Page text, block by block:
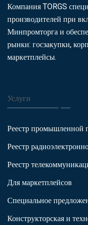
Компания TORGS
производителей при
Минпромторга и
рынки: госзакупки,
маркетплейсы.
Услуги
Реестр
Реестр
Реестр
Для маркетплейсов
Специальное
Конструкторская и